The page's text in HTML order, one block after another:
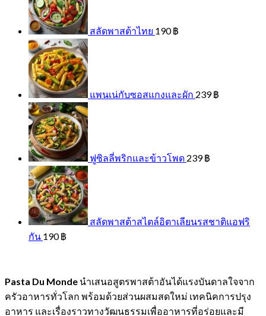
สลัดพาสต้าไทย 190฿
แพนเน่กับซอสแกงและผัก 239฿
ฟูซิลลี่พริกและข้าวโพด 239฿
สลัดพาสต้าสไตล์อิตาเลียนรสชาติแอฟริ
กัน 190฿
Pasta Du Monde นำเสนอสูตรพาสต้าอันได้แรงบันดาลใจจาก
ครัวอาหารทั่วโลก พร้อมด้วยส่วนผสมสดใหม่ เทคนิคการปรุง
อาหาร และเรื่องราวทางวัฒนธรรมเพื่ออาหารที่อร่อยและมี